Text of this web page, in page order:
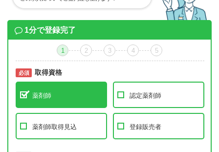
1分で登録完了
1 2 3 4 5
必須 取得資格
薬剤師 認定薬剤師
薬剤師取得見込 登録販売者